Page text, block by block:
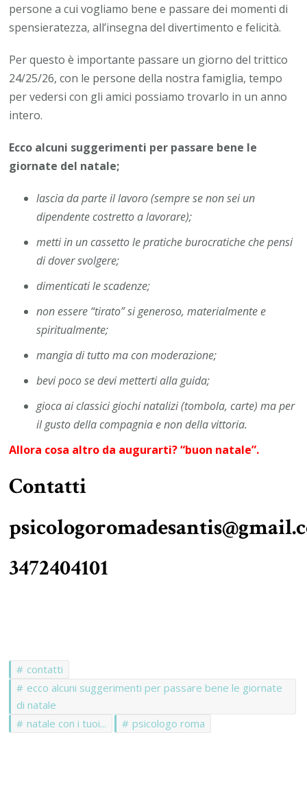
persone a cui vogliamo bene e passare dei momenti di
spensieratezza, all’insegna del divertimento e felicità.
Per questo è importante passare un giorno del trittico
24/25/26, con le persone della nostra famiglia, tempo
per vedersi con gli amici possiamo trovarlo in un anno
intero.
Ecco alcuni suggerimenti per passare bene le
giornate del natale;
lascia da parte il lavoro (sempre se non sei un
dipendente costretto a lavorare);
metti in un cassetto le pratiche burocratiche che pensi
di dover svolgere;
dimenticati le scadenze;
non essere “tirato” si generoso, materialmente e
spiritualmente;
mangia di tutto ma con moderazione;
bevi poco se devi metterti alla guida;
gioca ai classici giochi natalizi (tombola, carte) ma per
il gusto della compagnia e non della vittoria.
Allora cosa altro da augurarti? “buon natale”.
Contatti
3472404101
contatti
ecco alcuni suggerimenti per passare bene le giornate
di natale
natale con i tuoi...
psicologo roma